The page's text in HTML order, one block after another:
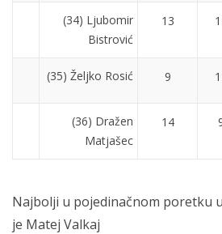
(34) Ljubomir
Bistrović
13
(35) Željko Rosić 9
(36) Dražen
Matjašec
14
Najbolji u pojedinačnom poretku
je Matej Valkaj